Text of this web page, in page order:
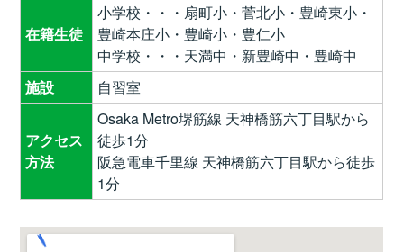
在籍生徒
小学校・・・扇町小・菅北小・豊崎東小・
豊崎本庄小・豊崎小・豊仁小
中学校・・・天満中・新豊崎中・豊崎中
施設
自習室
アクセス
方法
Osaka Metro堺筋線 天神橋筋六丁目駅から
徒歩1分
阪急電車千里線 天神橋筋六丁目駅から徒歩
1分